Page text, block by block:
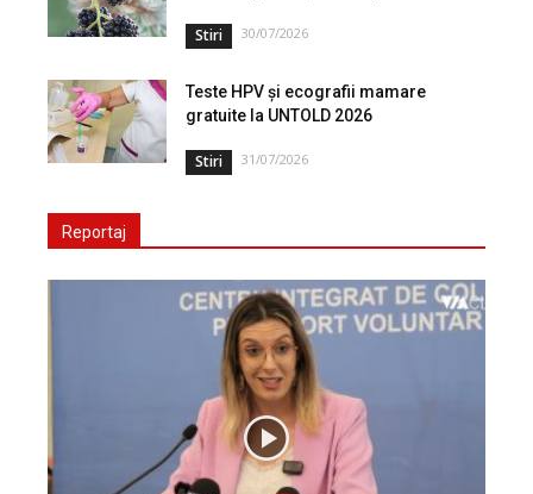
Stiri 30/07/2026
Teste HPV și ecografii mamare
gratuite la UNTOLD 2026
Stiri 31/07/2026
Reportaj